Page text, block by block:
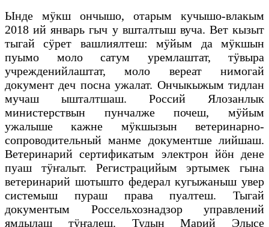
Ынде мӱкш ончышо, отарым кучышо-влакым
2018 ий январь гыч у вшталтыш вуча. Вет кызыт
тыгай сӱрет вашлиялтеш: мӱйым да мӱкшын
пуымо моло сатум уремлаштат, тӱвыра
учрежденийлаштат, моло вереат нимогай
документ деч посна ужалат. Ончыкыжым тидлан
мучаш ышталтшаш. Россий Ялозанлык
министерствын пунчалже почеш, мӱйым
ужалыше кажне мӱкшызын ветеринарно-
сопроводительный манме документше лийшаш.
Ветеринарий сертификатым электрон йӧн дене
пуаш тӱҥалыт. Регистрацийым эртымек гына
ветеринарий шотышто федерал кугыжаныш увер
системыш пураш права пуалтеш. Тыгай
документым Россельхознадзор управлений
ямдылаш тӱҥалеш. Тудын Марий Элысе